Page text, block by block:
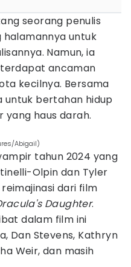
seorang penulis
untuk
Namun, ia
ancaman
kecilnya. Bersama
untuk bertahan hidup
haus darah.
Abigail)
tahun 2024 yang
Olpin dan Tyler
dari film
Daughter.
dalam film ini
Dan Stevens, Kathryn
Weir, dan masih